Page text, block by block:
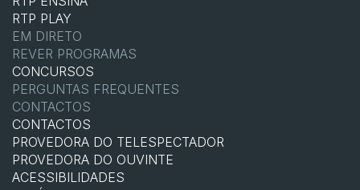
RTP PLAY
EM DIRETO
REVER PROGRAMAS
CONCURSOS
PERGUNTAS FREQUENTES
CONTACTOS
CONTACTOS
PROVEDORA DO TELESPECTADOR
PROVEDORA DO OUVINTE
ACESSIBILIDADES